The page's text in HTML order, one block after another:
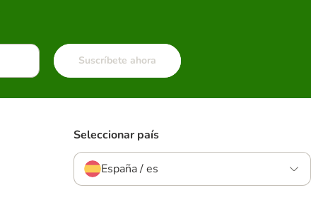
Suscríbete ahora
Seleccionar país
España / es